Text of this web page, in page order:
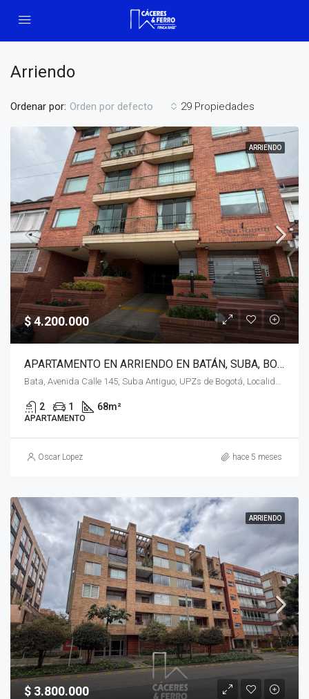
Arriendo
29 Propiedades
Ordenar por: Orden por defecto
ARRIENDO
$ 4.200.000
APARTAMENTO EN ARRIENDO EN BATÁN, SUBA, BOGOTÁ, D.C. – (963)
2 1 68m²
APARTAMENTO
Oscar Lopez hace 5 meses
ARRIENDO
$ 3.800.000